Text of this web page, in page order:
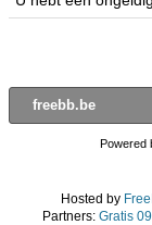
freebb.be
Powered
Hosted by
Partners: Gratis